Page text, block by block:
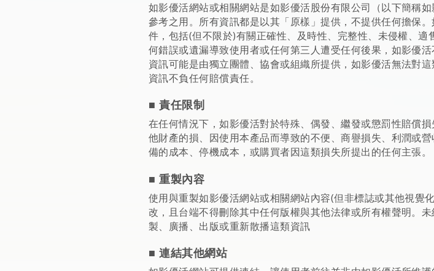
如影優活網站或相關網站是如影優活股份有限公司（以下簡稱
參考之用。所有資訊都是以其「原樣」提供，不提供任何擔保
件，包括(但不限於)有關正確性、及時性、完整性、未侵權、
何錯誤或遺漏導致使用者或任何第三人遭受任何後果，如影優
資訊可能是由獨立團體、協會或組織所提供，如影優活無法對
資訊不負任何賠償責任。
■ 責任限制
在任何情況下，如影優活對於特殊、偶發、繼發或懲罰性賠償
他財產的損、因使用本產品而導致的不便、商譽損失、利潤或
備的成本、停機成本，或購買者因這類損失所提出的任何主張。
■ 重製內容
使用與重製如影優活網站或相關網站內容(但非標誌或其他視覺
改，且台端不得刪除其中任何版權與其他法律或所有權聲明。
製、廣播、出版或重新散播這類資訊
■ 連結其他網站